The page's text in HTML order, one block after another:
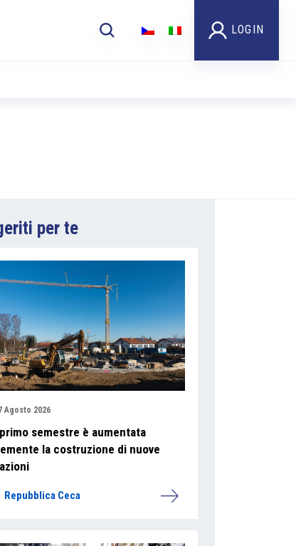
LOGIN
per te
Agosto 2026
semestre è aumentata
la costruzione di nuove
Repubblica Ceca